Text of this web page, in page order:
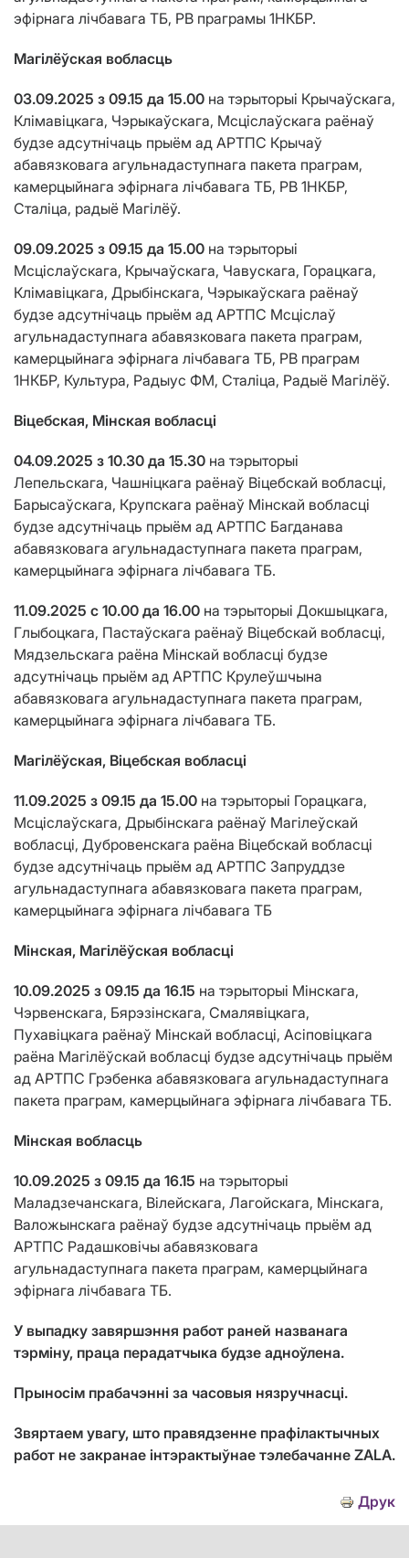
эфірнага лічбавага ТБ, РВ праграмы 1НКБР.
Магілёўская вобласць
03.09.2025 з 09.15 да 15.00 на тэрыторыі Крычаўскага,
Клімавіцкага, Чэрыкаўскага, Мсціслаўскага раёнаў
будзе адсутнічаць прыём ад АРТПС Крычаў
абавязковага агульнадаступнага пакета праграм,
камерцыйнага эфірнага лічбавага ТБ, РВ 1НКБР,
Сталіца, радыё Магілёў.
09.09.2025 з 09.15 да 15.00 на тэрыторыі
Мсціслаўскага, Крычаўскага, Чавускага, Горацкага,
Клімавіцкага, Дрыбінскага, Чэрыкаўскага раёнаў
будзе адсутнічаць прыём ад АРТПС Мсціслаў
агульнадаступнага абавязковага пакета праграм,
камерцыйнага эфірнага лічбавага ТБ, РВ праграм
1НКБР, Культура, Радыус ФМ, Сталіца, Радыё Магілёў.
Віцебская, Мінская вобласці
04.09.2025 з 10.30 да 15.30 на тэрыторыі
Лепельскага, Чашніцкага раёнаў Віцебскай вобласці,
Барысаўскага, Крупскага раёнаў Мінскай вобласці
будзе адсутнічаць прыём ад АРТПС Багданава
абавязковага агульнадаступнага пакета праграм,
камерцыйнага эфірнага лічбавага ТБ.
11.09.2025 c 10.00 да 16.00 на тэрыторыі Докшыцкага,
Глыбоцкага, Пастаўскага раёнаў Віцебскай вобласці,
Мядзельскага раёна Мінскай вобласці будзе
адсутнічаць прыём ад АРТПС Крулеўшчына
абавязковага агульнадаступнага пакета праграм,
камерцыйнага эфірнага лічбавага ТБ.
Магілёўская, Віцебская вобласці
11.09.2025 з 09.15 да 15.00 на тэрыторыі Горацкага,
Мсціслаўскага, Дрыбінскага раёнаў Магілеўскай
вобласці, Дубровенскага раёна Віцебскай вобласці
будзе адсутнічаць прыём ад АРТПС Запруддзе
агульнадаступнага абавязковага пакета праграм,
камерцыйнага эфірнага лічбавага ТБ
Мінская, Магілёўская вобласці
10.09.2025 з 09.15 да 16.15 на тэрыторыі Мінскага,
Чэрвенскага, Бярэзінскага, Смалявіцкага,
Пухавіцкага раёнаў Мінскай вобласці, Асіповіцкага
раёна Магілёўскай вобласці будзе адсутнічаць прыём
ад АРТПС Грэбенка абавязковага агульнадаступнага
пакета праграм, камерцыйнага эфірнага лічбавага ТБ.
Мінская вобласць
10.09.2025 з 09.15 да 16.15 на тэрыторыі
Маладзечанскага, Вілейскага, Лагойскага, Мінскага,
Валожынскага раёнаў будзе адсутнічаць прыём ад
АРТПС Радашковічы абавязковага
агульнадаступнага пакета праграм, камерцыйнага
эфірнага лічбавага ТБ.
У выпадку завяршэння работ раней названага
тэрміну, праца перадатчыка будзе адноўлена.
Прыносім прабачэнні за часовыя нязручнасці.
Звяртаем увагу, што правядзенне прафілактычных
работ не закранае інтэрактыўнае тэлебачанне ZALA.
Друк